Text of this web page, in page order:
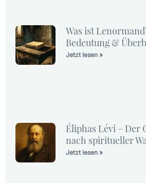
Was ist
Bedeutung &
Jetzt lesen »
Éliphas Lévi – Der
nach spiritueller
Jetzt lesen »